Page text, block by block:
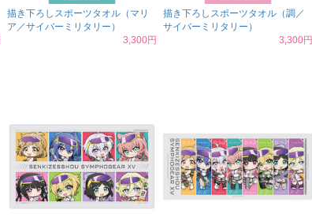
描き下ろしスポーツタオル（マリ
ア／サイバーミリタリー）
3,300円
描き下ろしスポーツタオル（調／
サイバーミリタリー）
3,300円